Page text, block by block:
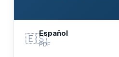
🇪🇸Español
PDF